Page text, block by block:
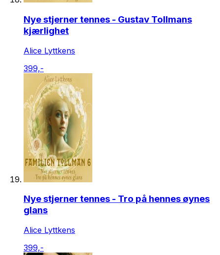
Nye stjerner tennes - Gustav Tollmans
kjærlighet
Alice Lyttkens
399,-
Nye stjerner tennes - Tro på hennes øynes
glans
Alice Lyttkens
399,-